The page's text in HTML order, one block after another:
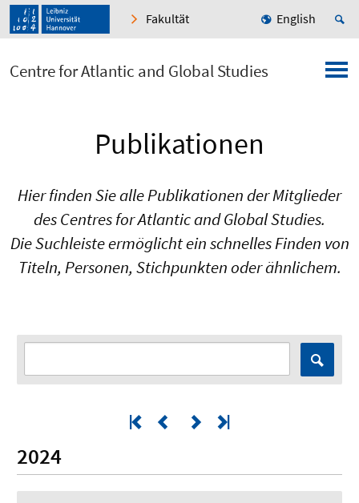
Fakultät English
Centre for Atlantic and Global Studies
Publikationen
Hier finden Sie alle Publikationen der Mitglieder
des Centres for Atlantic and Global Studies.
Die Suchleiste ermöglicht ein schnelles Finden von
Titeln, Personen, Stichpunkten oder ähnlichem.
2024